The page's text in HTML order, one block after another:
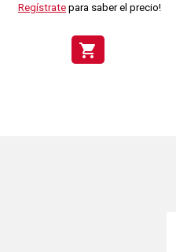
Regístrate para saber el precio!
shopping_cart